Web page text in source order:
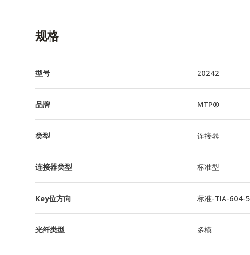
规格
型号 20242
品牌 MTP®
类型 连接器
连接器类型 标准型
Key位方向 标准-TIA-604-5
光纤类型 多模